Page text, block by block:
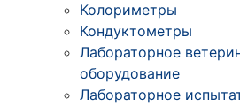
Колориметры
Кондуктометры
Лабораторное
оборудование
Лабораторное